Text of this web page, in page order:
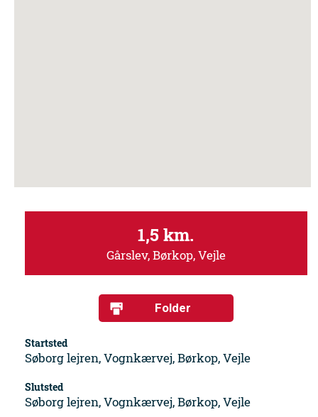
1,5 km.
Gårslev, Børkop, Vejle
Folder
Startsted
Søborg lejren, Vognkærvej, Børkop, Vejle
Slutsted
Søborg lejren, Vognkærvej, Børkop, Vejle